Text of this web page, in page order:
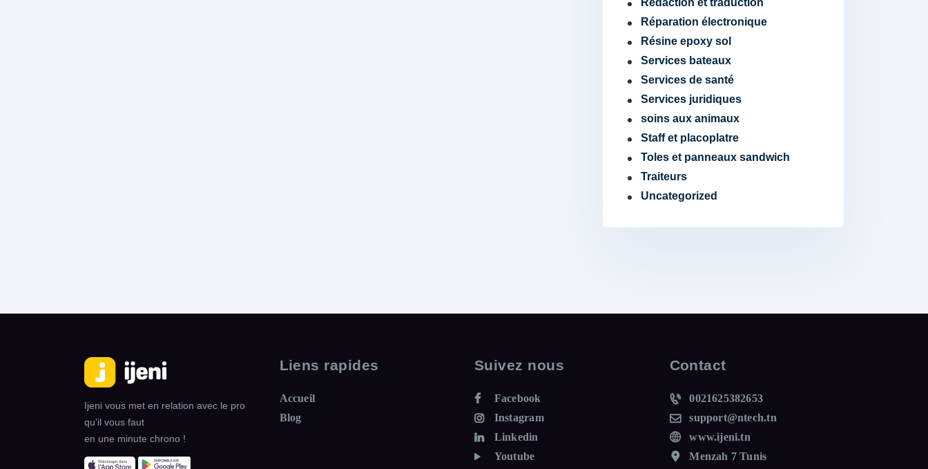
Rédaction et traduction
Réparation électronique
Résine epoxy sol
Services bateaux
Services de santé
Services juridiques
soins aux animaux
Staff et placoplatre
Toles et panneaux sandwich
Traiteurs
Uncategorized
Ijeni vous met en relation avec le pro
qu’il vous faut
en une minute chrono !
Liens rapides
Accueil
Blog
Suivez nous
Facebook
Instagram
Linkedin
Youtube
Contact
0021625382653
support@ntech.tn
www.ijeni.tn
Menzah 7 Tunis